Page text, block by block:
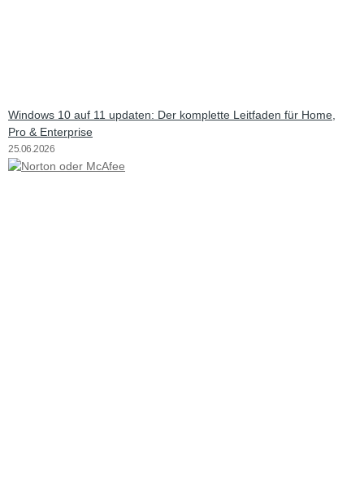
Windows 10 auf 11 updaten: Der komplette Leitfaden für Home,
Pro & Enterprise
25.06.2026